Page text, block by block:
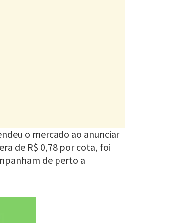
o mercado ao anunciar
de R$ 0,78 por cota, foi
de perto a